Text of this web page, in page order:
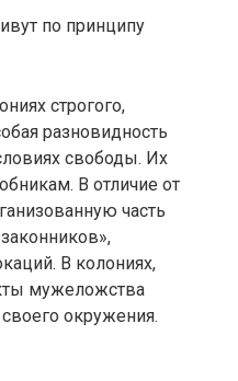
по принципу
строгого,
разновидность
свободы. Их
В отличие от
часть
В колониях,
мужеложства
окружения.